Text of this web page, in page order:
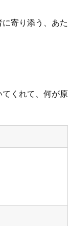
に寄り添う、あた
くれて、何が原